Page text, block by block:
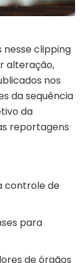
nesse clipping
alteração,
nos
da sequência
da
reportagens
controle de
para
de órgãos